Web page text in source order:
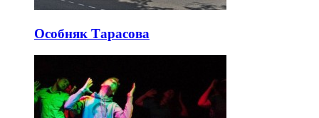
Особняк Тарасова